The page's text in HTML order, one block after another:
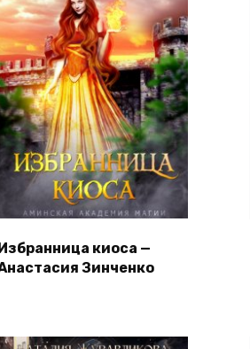
киоса —
Зинченко